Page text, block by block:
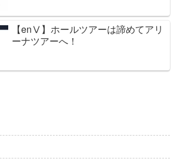
【enⅤ】ホールツアーは諦めてアリ
ーナツアーへ！